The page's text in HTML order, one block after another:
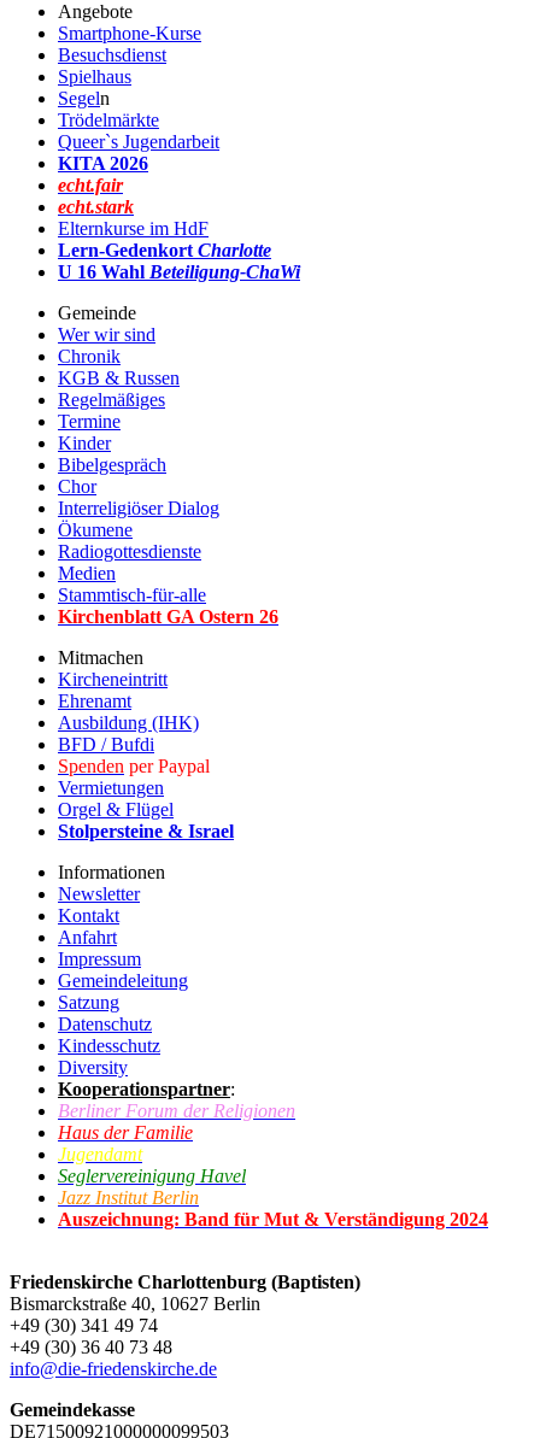
Angebote
Smartphone-Kurse
Besuchsdienst
Spielhaus
Segeln
Trödelmärkte
Queer`s Jugendarbeit
KITA 2026
echt.fair
echt.stark
Elternkurse im HdF
Lern-GedenkortCharlotte
U 16 Wahl Beteiligung-ChaWi
Gemeinde
Wer wir sind
Chronik
KGB & Russen
Regelmäßiges
Termine
Kinder
Bibelgespräch
Chor
Interreligiöser Dialog
Ökumene
Radiogottesdienste
Medien
Stammtisch-für-alle
Kirchenblatt GA Ostern 26
Mitmachen
Kircheneintritt
Ehrenamt
Ausbildung (IHK)
BFD / Bufdi
Spenden per Paypal
Vermietungen
Orgel & Flügel
Stolpersteine & Israel
Informationen
Newsletter
Kontakt
Anfahrt
Impressum
Gemeindeleitung
Satzung
Datenschutz
Kindesschutz
Diversity
Kooperationspartner:
Berliner Forum der Religionen
Haus der Familie
Jugendamt
Seglervereinigung Havel
Jazz Institut Berlin
Auszeichnung: Band für Mut & Verständigung 2024
Friedenskirche Charlottenburg (Baptisten)
Bismarckstraße 40, 10627 Berlin
+49 (30) 341 49 74
+49 (30) 36 40 73 48
info@die-friedenskirche.de
Gemeindekasse
DE71500921000000099503